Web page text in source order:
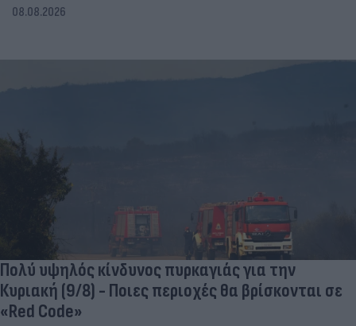
08.08.2026
Πολύ υψηλός κίνδυνος πυρκαγιάς για την
Κυριακή (9/8) - Ποιες περιοχές θα βρίσκονται σε
«Red Code»